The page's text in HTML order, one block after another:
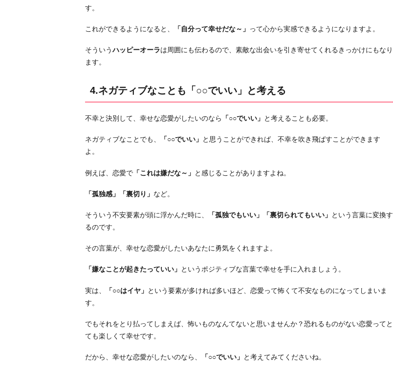
す。
これができるようになると、 「自分って幸せだな～」 って心から実感できるようになりますよ。
そういうハッピーオーラは周囲にも伝わるので、素敵な出会いを引き寄せてくれるきっかけにもなり
ます。
4.ネガティブなことも「○○でいい」と考える
不幸と決別して、幸せな恋愛がしたいのなら 「○○でいい」 と考えることも必要。
ネガティブなことでも、 「○○でいい」 と思うことができれば、不幸を吹き飛ばすことができます
よ。
例えば、恋愛で 「これは嫌だな～」 と感じることがありますよね。
「孤独感」「裏切り」 など。
そういう不安要素が頭に浮かんだ時に、 「孤独でもいい」「裏切られてもいい」 という言葉に変換す
るのです。
その言葉が、幸せな恋愛がしたいあなたに勇気をくれますよ。
「嫌なことが起きたっていい」 というポジティブな言葉で幸せを手に入れましょう。
実は、 「○○はイヤ」 という要素が多ければ多いほど、恋愛って怖くて不安なものになってしまいま
す。
でもそれをとり払ってしまえば、怖いものなんてないと思いませんか？恐れるものがない恋愛ってと
ても楽しくて幸せです。
だから、幸せな恋愛がしたいのなら、 「○○でいい」 と考えてみてくださいね。